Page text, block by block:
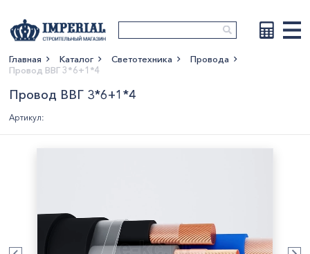
Главная Каталог Светотехника
Провода
Провод ВВГ 3*6+1*4
Провод ВВГ 3*6+1*4
Артикул: